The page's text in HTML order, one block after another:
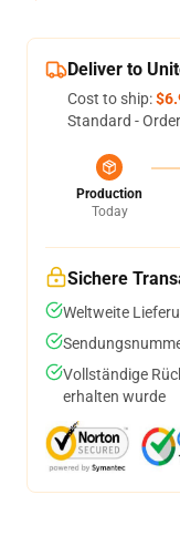
Deliver to
Cost to ship:
Standard -
Production
Today
Sichere
Weltweite
Vollständige
erhalten wurde